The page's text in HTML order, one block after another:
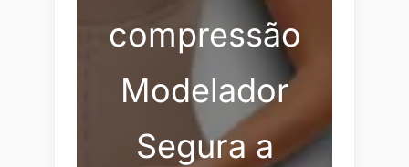
compressão
Modelador
Segura a